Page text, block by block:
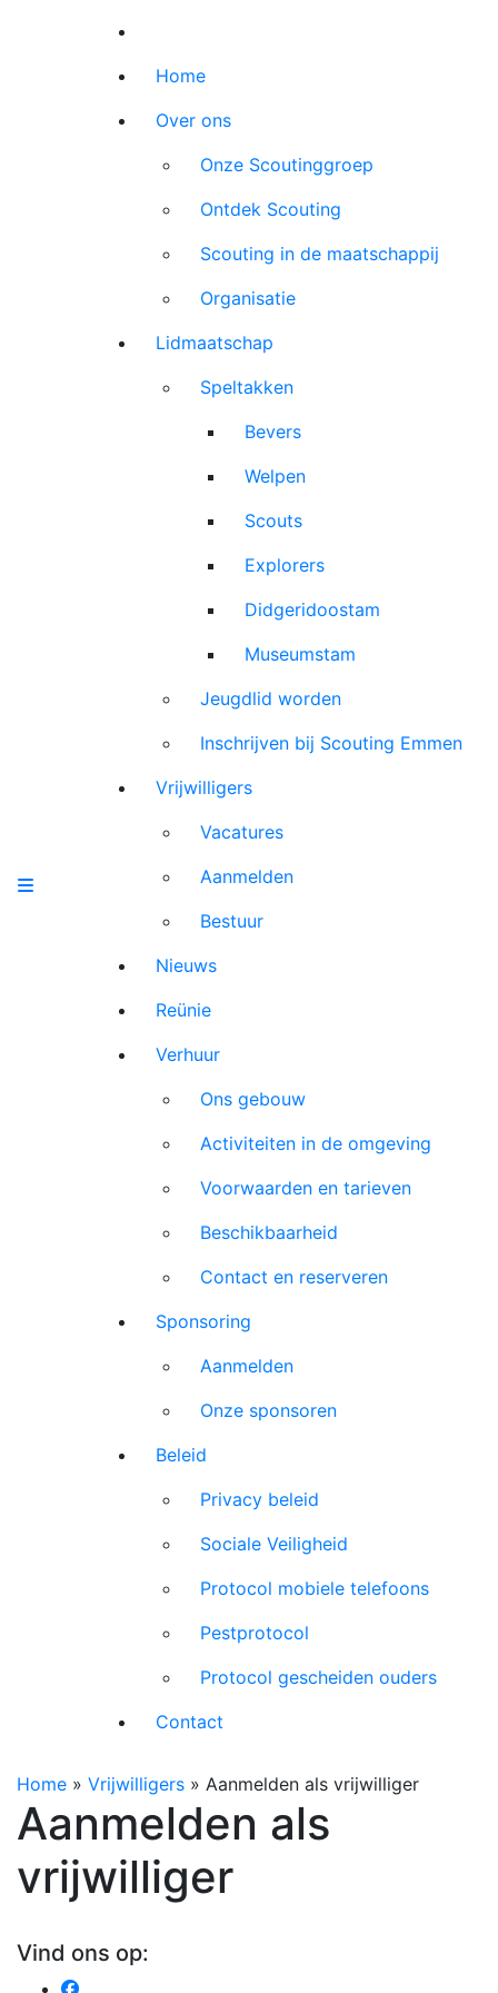
Home
Over ons
Onze Scoutinggroep
Ontdek Scouting
Scouting in de maatschappij
Organisatie
Lidmaatschap
Speltakken
Bevers
Welpen
Scouts
Explorers
Didgeridoostam
Museumstam
Jeugdlid worden
Inschrijven bij Scouting Emmen
Vrijwilligers
Vacatures
Aanmelden
Bestuur
Nieuws
Reünie
Verhuur
Ons gebouw
Activiteiten in de omgeving
Voorwaarden en tarieven
Beschikbaarheid
Contact en reserveren
Sponsoring
Aanmelden
Onze sponsoren
Beleid
Privacy beleid
Sociale Veiligheid
Protocol mobiele telefoons
Pestprotocol
Protocol gescheiden ouders
Contact
Home » Vrijwilligers » Aanmelden als vrijwilliger
Aanmelden als
vrijwilliger
Vind ons op: